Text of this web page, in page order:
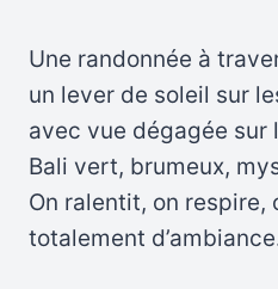
Une randonnée à
un lever de soleil sur
avec vue dégagée sur
Bali vert, brumeux,
On ralentit, on respire,
totalement